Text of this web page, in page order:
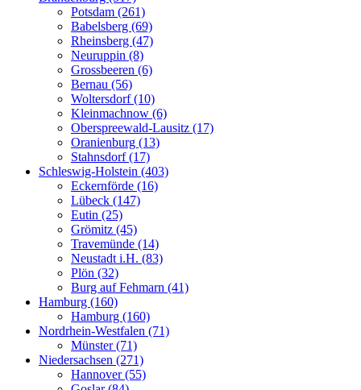
Potsdam (261)
Babelsberg (69)
Rheinsberg (47)
Neuruppin (8)
Grossbeeren (6)
Bernau (56)
Woltersdorf (10)
Kleinmachnow (6)
Oberspreewald-Lausitz (17)
Oranienburg (13)
Stahnsdorf (17)
Schleswig-Holstein (403)
Eckernförde (16)
Lübeck (147)
Eutin (25)
Grömitz (45)
Travemünde (14)
Neustadt i.H. (83)
Plön (32)
Burg auf Fehmarn (41)
Hamburg (160)
Hamburg (160)
Nordrhein-Westfalen (71)
Münster (71)
Niedersachsen (271)
Hannover (55)